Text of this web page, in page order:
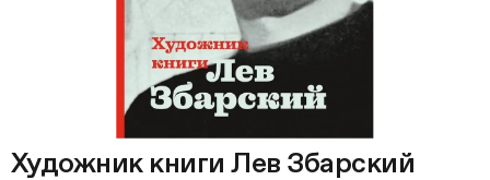
Художник книги Лев Збарский